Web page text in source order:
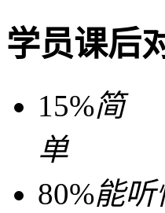
学员课后
15%简
单
80%能听